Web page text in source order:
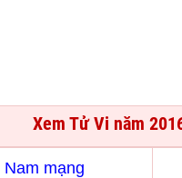
Xem Tử Vi năm
mạng